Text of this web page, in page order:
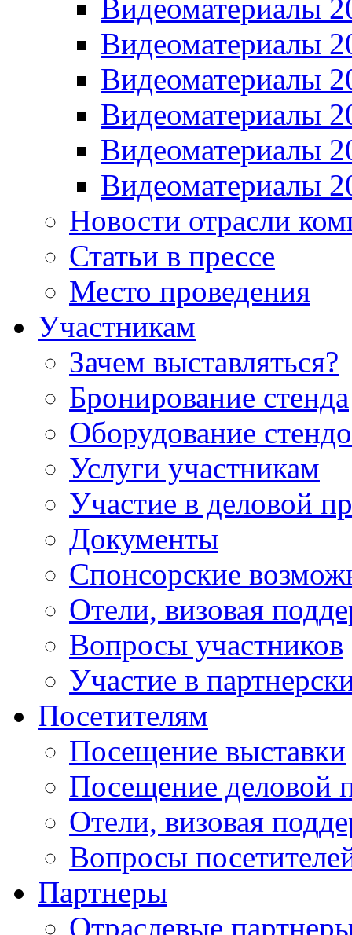
Видеоматериалы
Видеоматериалы
Видеоматериалы
Видеоматериалы
Видеоматериалы
Видеоматериалы
Новости отрасли
Статьи в прессе
Место проведения
Участникам
Зачем выставляться?
Бронирование стенда
Оборудование
Услуги участникам
Участие в деловой
Документы
Спонсорские
Отели, визовая
Вопросы участников
Участие в
Посетителям
Посещение выставки
Посещение деловой
Отели, визовая
Вопросы
Партнеры
Отраслевые